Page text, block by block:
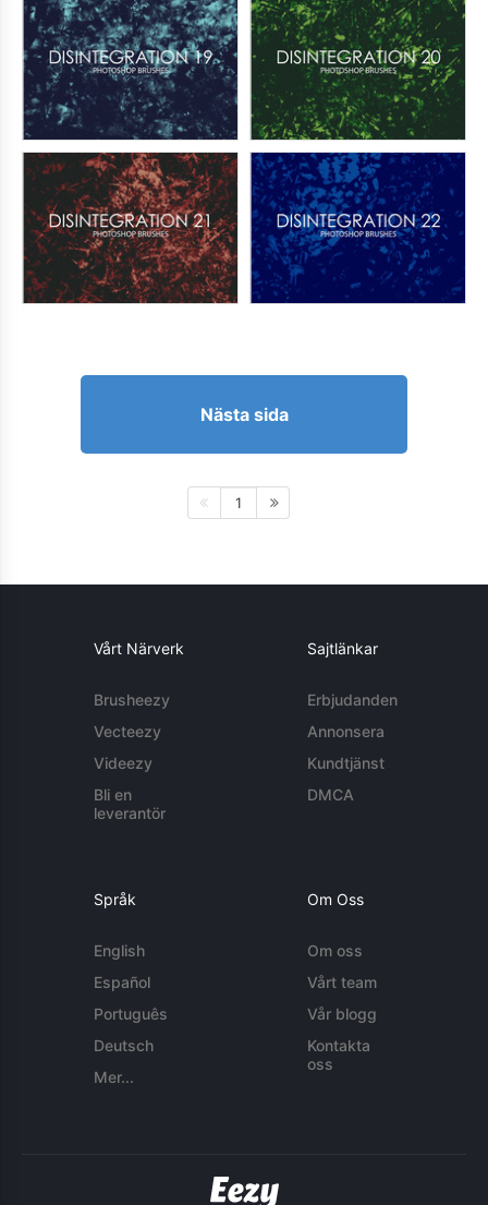
Nästa sida
1
Vårt Närverk
Brusheezy
Vecteezy
Videezy
Bli en
leverantör
Sajtlänkar
Erbjudanden
Annonsera
Kundtjänst
DMCA
Språk
English
Español
Português
Deutsch
Mer...
Om Oss
Om oss
Vårt team
Vår blogg
Kontakta
oss